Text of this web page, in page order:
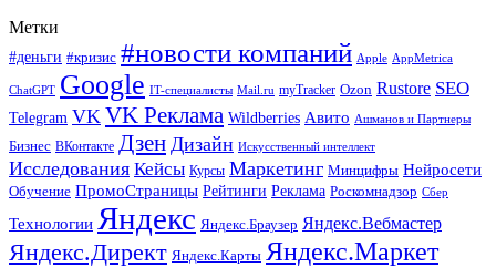
Метки
#деньги #кризис #новости компаний Apple AppMetrica
ChatGPT Google IT-специалисты Mail.ru myTracker Ozon Rustore SEO
Telegram VK VK Реклама Wildberries Авито Ашманов и Партнеры
Бизнес ВКонтакте Дзен Дизайн Искусственный интеллект
Исследования Кейсы Курсы Маркетинг Минцифры Нейросети
Обучение ПромоСтраницы Рейтинги Реклама Роскомнадзор Сбер
Технологии Яндекс Яндекс.Браузер Яндекс.Вебмастер
Яндекс.Директ Яндекс.Карты Яндекс.Маркет